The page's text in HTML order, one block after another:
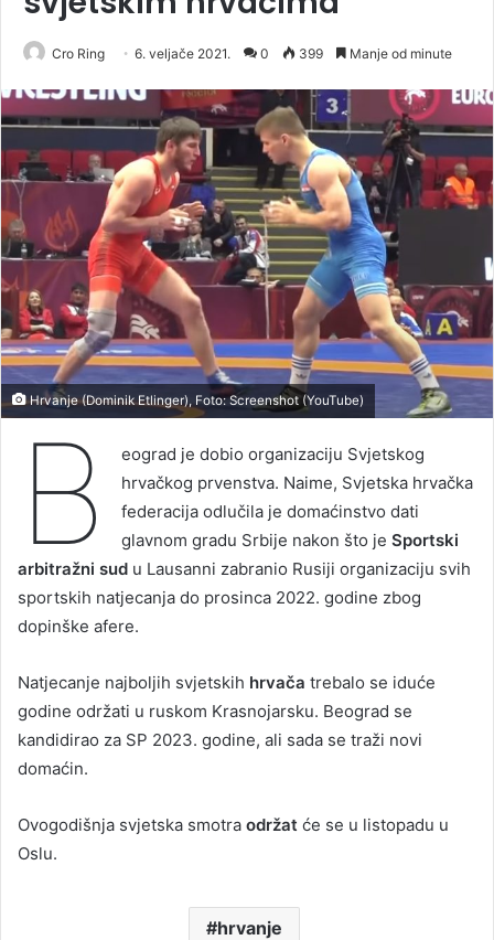
Cro Ring 6. veljače 2021. 0 399 Manje od minute
Hrvanje (Dominik Etlinger), Foto: Screenshot (YouTube)
B
eograd je dobio organizaciju Svjetskog
hrvačkog prvenstva. Naime, Svjetska hrvačka
federacija odlučila je domaćinstvo dati
glavnom gradu Srbije nakon što je Sportski
arbitražni sud u Lausanni zabranio Rusiji organizaciju svih
sportskih natjecanja do prosinca 2022. godine zbog
dopinške afere.
Natjecanje najboljih svjetskih hrvača trebalo se iduće
godine održati u ruskom Krasnojarsku. Beograd se
kandidirao za SP 2023. godine, ali sada se traži novi
domaćin.
Ovogodišnja svjetska smotra održat će se u listopadu u
Oslu.
hrvanje